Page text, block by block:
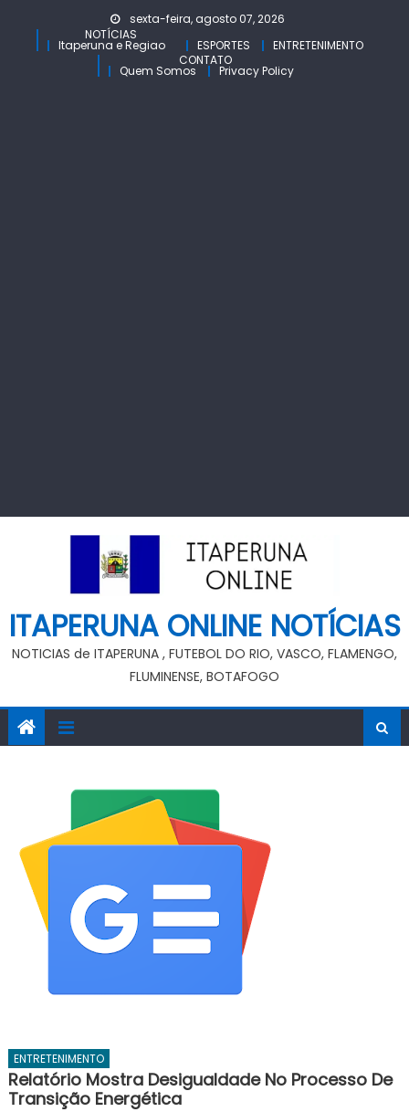
content
sexta-feira, agosto 07, 2026
NOTÍCIAS
Itaperuna e Regiao ESPORTES
ENTRETENIMENTO
CONTATO
Quem Somos Privacy Policy
ITAPERUNA ONLINE NOTÍCIAS
NOTICIAS de ITAPERUNA , FUTEBOL DO RIO, VASCO, FLAMENGO,
FLUMINENSE, BOTAFOGO
ENTRETENIMENTO
Relatório Mostra Desigualdade No Processo De
Transição Energética